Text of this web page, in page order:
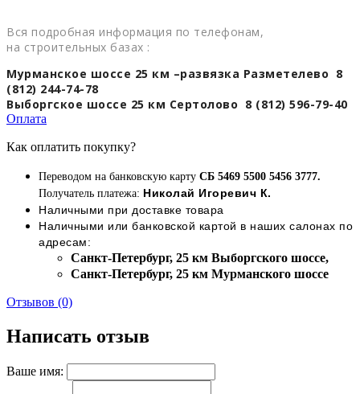
Вся подробная информация по телефонам,
на строительных базах :
Мурманское шоссе 25 км –развязка Разметелево 8
(812) 244-74-78
Выборгское шоссе 25 км Сертолово 8 (812) 596-79-40
Оплата
Как оплатить покупку?
Переводом на банковскую карту СБ 5469 5500 5456 3777.
Получатель платежа: Николай Игоревич К.
Наличными при доставке товара
Наличными или банковской картой в наших салонах по
адресам:
Cанкт-Петербург, 25 км Выборгского шоссе,
Cанкт-Петербург, 25 км Мурманского шоссе
Отзывов (0)
Написать отзыв
Ваше имя: